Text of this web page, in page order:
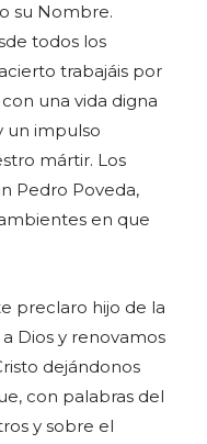
su Nombre.
todos los
trabajáis por
una vida digna
un impulso
mártir. Los
Pedro Poveda,
en que
preclaro hijo de la
Dios y renovamos
dejándonos
con palabras del
y sobre el